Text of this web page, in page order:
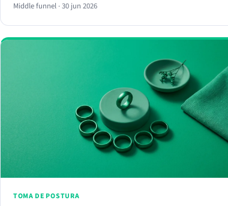
gran consumo invierte en los extremos (notoriedad y precio)
y deja ese centro vacío, que es justo donde se gana o se
pierde la venta frente a la marca blanca.
Middle funnel · 30 jun 2026
TOMA DE POSTURA